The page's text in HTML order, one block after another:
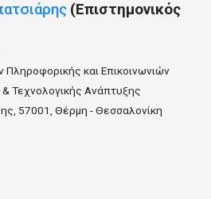
(Επιστημονικός
Πληροφορικής και Επικοινωνιών
Τεχνολογικής Ανάπτυξης
57001, Θέρμη - Θεσσαλονίκη